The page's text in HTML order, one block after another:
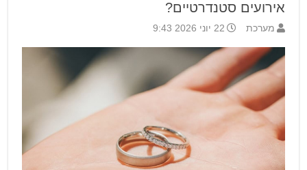
אירועים סטנדרטיים?
מערכת 22 יוני 2026 9:43